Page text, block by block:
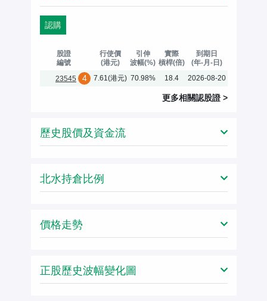
認購
股證
編號
行使價
(港元)
引伸
波幅(%)
實際
槓桿(倍)
到期日
(年-月-日)
23545
4 7.61(港元) 70.98% 18.4 2026-08-20
更多相關認股證>
歷史股價及資金流
北水持倉比例
價格走勢
正股歷史波幅變化圖